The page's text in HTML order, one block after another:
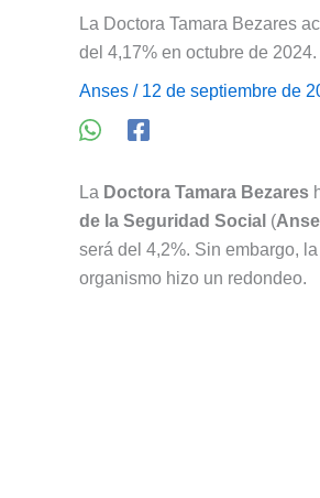
La Doctora Tamara Bezares
del 4,17% en octubre de 2024.
Anses / 12 de septiembre de
La Doctora Tamara Bezares
de la Seguridad Social (
será del 4,2%. Sin embargo,
organismo hizo un redondeo.